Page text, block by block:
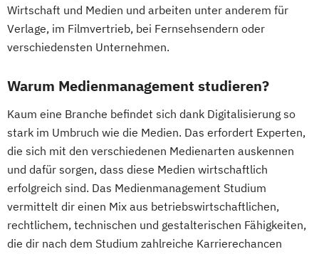
Wirtschaft und Medien und arbeiten unter anderem für
Verlage, im Filmvertrieb, bei Fernsehsendern oder
verschiedensten Unternehmen.
Warum Medienmanagement studieren?
Kaum eine Branche befindet sich dank Digitalisierung so
stark im Umbruch wie die Medien. Das erfordert Experten,
die sich mit den verschiedenen Medienarten auskennen
und dafür sorgen, dass diese Medien wirtschaftlich
erfolgreich sind. Das Medienmanagement Studium
vermittelt dir einen Mix aus betriebswirtschaftlichen,
rechtlichem, technischen und gestalterischen Fähigkeiten,
die dir nach dem Studium zahlreiche Karrierechancen